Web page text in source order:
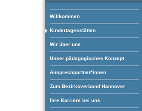
Willkommen
Kindertagesstätten
Wir über uns
Unser pädagogisches Konzept
Ansprechpartner*innen
Zum Bezirksverband Hannover
Ihre Karriere bei uns